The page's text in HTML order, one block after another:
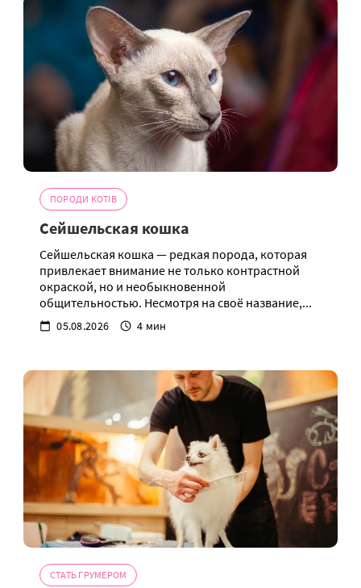
ПОРОДИ КОТІВ
Сейшельская кошка
Сейшельская кошка — редкая порода, которая
привлекает внимание не только контрастной
окраской, но и необыкновенной
общительностью. Несмотря на своё название,...
05.08.2026 4 мин
СТАТЬ ГРУМЕРОМ